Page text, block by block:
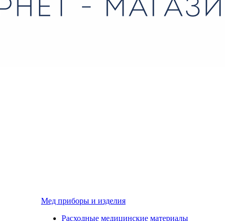
Мед приборы и изделия
Расходные медицинские материалы